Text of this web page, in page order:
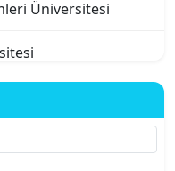
Üniversitesi